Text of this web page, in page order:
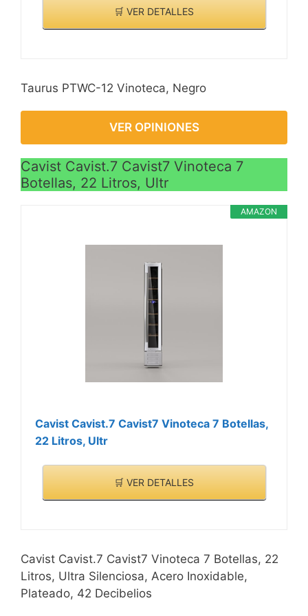
🛒 VER DETALLES
Taurus PTWC-12 Vinoteca, Negro
VER OPINIONES
Cavist Cavist.7 Cavist7 Vinoteca 7
Botellas, 22 Litros, Ultr
AMAZON
Cavist Cavist.7 Cavist7 Vinoteca 7 Botellas,
22 Litros, Ultr
🛒 VER DETALLES
Cavist Cavist.7 Cavist7 Vinoteca 7 Botellas, 22
Litros, Ultra Silenciosa, Acero Inoxidable,
Plateado, 42 Decibelios